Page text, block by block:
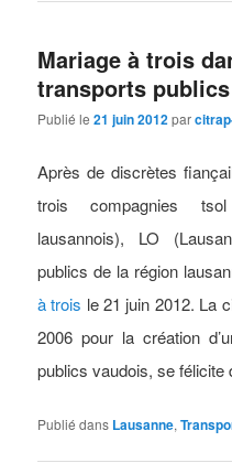
Mariage à trois
transports
Publié le21 juin 2012par
Après de discrètes
trois compagnies
lausannois), LO
publics de la région
à trois le 21 juin 2012. La
2006 pour la création
publics vaudois, se félicite
Publié dans Lausanne,